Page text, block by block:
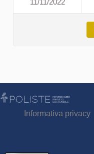
Informativa privacy